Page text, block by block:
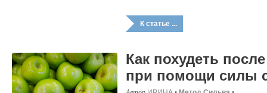
К статье ...
Как похудеть
при помощи силы